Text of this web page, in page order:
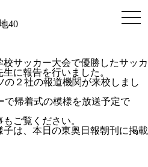
40
サッカー大会で優勝したサッカ
に報告を行いました。
２社の報道機関が来校しまし
で帰着式の模様を放送予定で
ご覧ください。
は、本日の東奥日報朝刊に掲載